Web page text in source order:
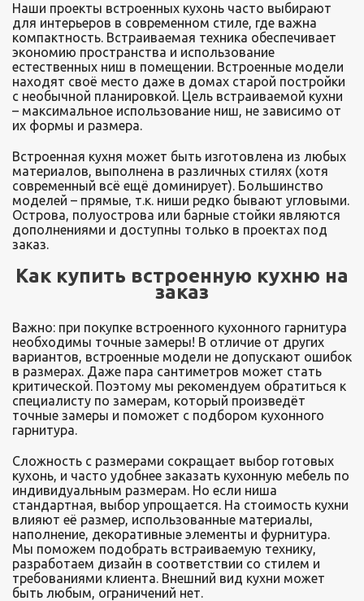
Наши проекты встроенных кухонь часто выбирают
для интерьеров в современном стиле, где важна
компактность. Встраиваемая техника обеспечивает
экономию пространства и использование
естественных ниш в помещении. Встроенные модели
находят своё место даже в домах старой постройки
с необычной планировкой. Цель встраиваемой кухни
– максимальное использование ниш, не зависимо от
их формы и размера.
Встроенная кухня может быть изготовлена из любых
материалов, выполнена в различных стилях (хотя
современный всё ещё доминирует). Большинство
моделей – прямые, т.к. ниши редко бывают угловыми.
Острова, полуострова или барные стойки являются
дополнениями и доступны только в проектах под
заказ.
Как купить встроенную кухню на
заказ
Важно: при покупке встроенного кухонного гарнитура
необходимы точные замеры! В отличие от других
вариантов, встроенные модели не допускают ошибок
в размерах. Даже пара сантиметров может стать
критической. Поэтому мы рекомендуем обратиться к
специалисту по замерам, который произведёт
точные замеры и поможет с подбором кухонного
гарнитура.
Сложность с размерами сокращает выбор готовых
кухонь, и часто удобнее заказать кухонную мебель по
индивидуальным размерам. Но если ниша
стандартная, выбор упрощается. На стоимость кухни
влияют её размер, использованные материалы,
наполнение, декоративные элементы и фурнитура.
Мы поможем подобрать встраиваемую технику,
разработаем дизайн в соответствии со стилем и
требованиями клиента. Внешний вид кухни может
быть любым, ограничений нет.